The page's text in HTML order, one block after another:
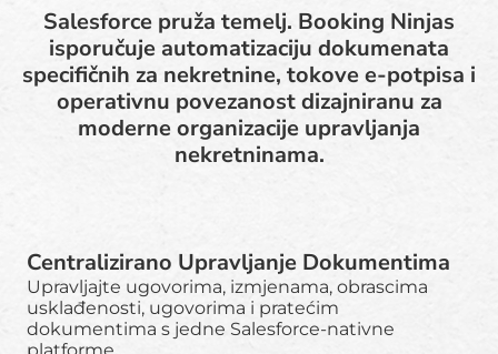
Salesforce pruža temelj. Booking Ninjas
isporučuje automatizaciju dokumenata
specifičnih za nekretnine, tokove e-potpisa i
operativnu povezanost dizajniranu za
moderne organizacije upravljanja
nekretninama.
Centralizirano Upravljanje Dokumentima
Upravljajte ugovorima, izmjenama, obrascima
usklađenosti, ugovorima i pratećim
dokumentima s jedne Salesforce-nativne
platforme.